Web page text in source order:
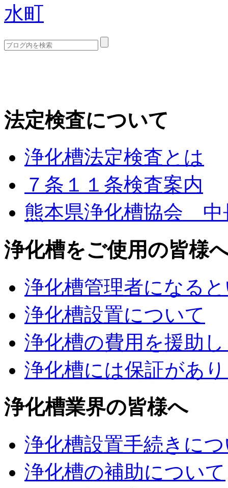
水町
法定検査について
浄化槽法定検査とは
７条１１条検査案内
熊本県浄化槽協会 中
浄化槽をご使用の皆様
浄化槽管理者になる
浄化槽設置について
浄化槽の費用を援助
浄化槽には保証があ
浄化槽業界の皆様へ
浄化槽設置手続きに
浄化槽の補助について